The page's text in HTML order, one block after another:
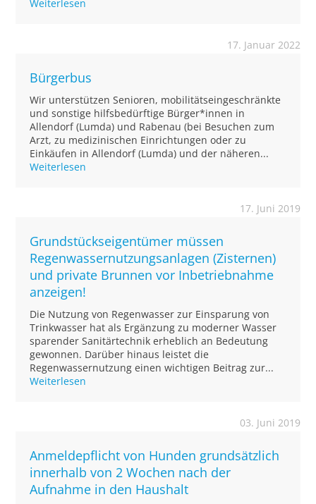
Weiterlesen
17. Januar 2022
Bürgerbus
Wir unterstützen Senioren, mobilitätseingeschränkte
und sonstige hilfsbedürftige Bürger*innen in
Allendorf (Lumda) und Rabenau (bei Besuchen zum
Arzt, zu medizinischen Einrichtungen oder zu
Einkäufen in Allendorf (Lumda) und der näheren...
Weiterlesen
17. Juni 2019
Grundstückseigentümer müssen
Regenwassernutzungsanlagen (Zisternen)
und private Brunnen vor Inbetriebnahme
anzeigen!
Die Nutzung von Regenwasser zur Einsparung von
Trinkwasser hat als Ergänzung zu moderner Wasser
sparender Sanitärtechnik erheblich an Bedeutung
gewonnen. Darüber hinaus leistet die
Regenwassernutzung einen wichtigen Beitrag zur...
Weiterlesen
03. Juni 2019
Anmeldepflicht von Hunden grundsätzlich
innerhalb von 2 Wochen nach der
Aufnahme in den Haushalt